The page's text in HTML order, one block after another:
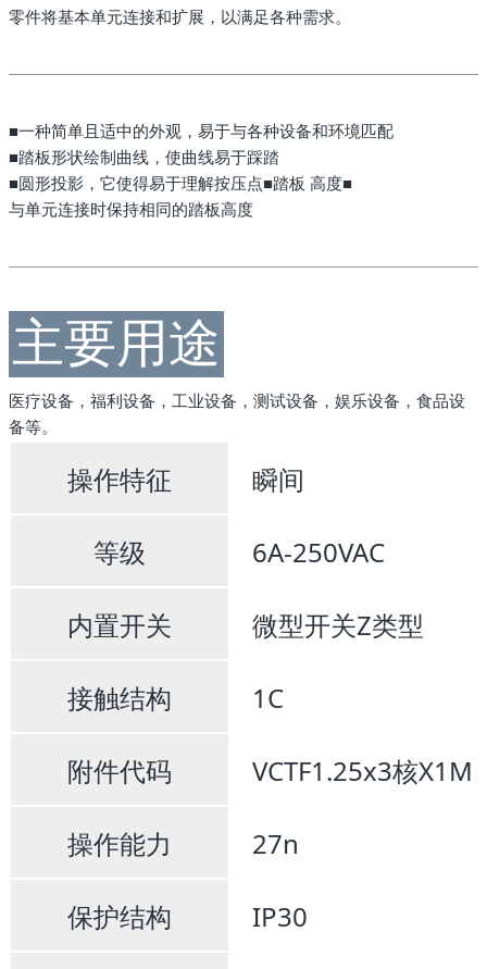
零件将基本单元连接和扩展，以满足各种需求。
■一种简单且适中的外观，易于与各种设备和环境匹配
■踏板形状绘制曲线，使曲线易于踩踏
■圆形投影，它使得易于理解按压点■踏板 高度■
与单元连接时保持相同的踏板高度
主要用途
医疗设备，福利设备，工业设备，测试设备，娱乐设备，食品设
备等。
操作特征 瞬间
等级 6A-250VAC
内置开关 微型开关Z类型
接触结构 1C
附件代码 VCTF1.25x3核X1M
操作能力 27n
保护结构 IP30